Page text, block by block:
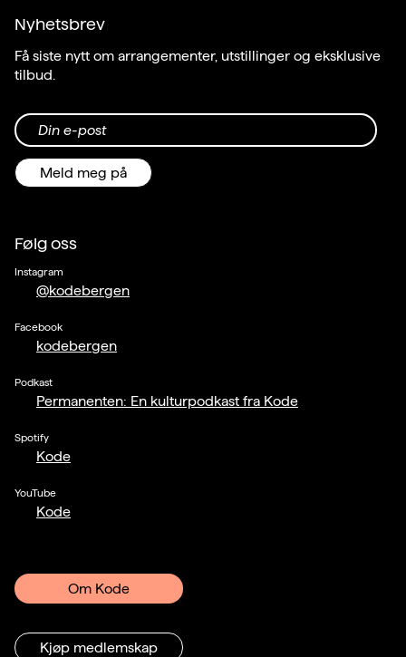
Nyhetsbrev
Få siste nytt om arrangementer, utstillinger og eksklusive
tilbud.
Din e-post
Meld meg på
Følg oss
Instagram
@kodebergen
Facebook
kodebergen
Podkast
Permanenten: En kulturpodkast fra Kode
Spotify
Kode
YouTube
Kode
Om Kode
Kjøp medlemskap